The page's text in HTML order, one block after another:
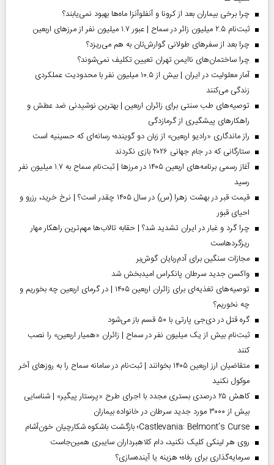
چرا برخی بیماران بعد از کرونا و آنفلوآنزا ماه‌ها بهبود نمی‌یابند؟
ثبت‌نام ۲.۵ میلیون زائر در سماح | عبور ۱.۷ میلیون نفر از مرز‌های اربعین
چرا بعد از سفرهای طولانی گوارش‌تان به هم می‌ریزد؟
چرا ساختمان‌های ناایمن تهران تعیین تکلیف نمی‌شوند؟
آمار معلولیت در ایران | بیش از ۱۰.۵ میلیون نفر با محدودیت عملکردی
زندگی می‌کنند
توصیه‌های طب سنتی برای زائران اربعین | بهترین نوشیدنی ضد عطش و
راهکارهای پیشگیری از گرمازدگی
راز ماندگاری «رادیو اربعین» از زبان دو گوینده؛ رسانه‌ای که حسینیه است
ستارگانی که در جام جهانی ۲۰۲۶ بازی نکردند
آغاز رسمی برنامه‌های اربعین ۱۴۰۵ در مرز‌ها | ثبت‌نام سماح به ۱.۷ میلیون نفر
رسید
قیمت قبر در بهشت زهرا (س) در سال ۱۴۰۵ چقدر است؟ | نرخ خرید، رزرو و
احیای قبور
چرا گرد و غبار در ایران تشدید شد؟ | حقابه تالاب‌ها مهم‌ترین راهکار مهار
ریزگردهاست
مجازات سنگین برای آدم‌ربایان گوش‌بر
واکسن جدید سرطان پانکراس امیدبخش شد
توصیه‌های تغذیه‌ای برای زائران اربعین ۱۴۰۵ | در گرمای اربعین چه بخوریم و
چه نخوریم؟
گره قتل در دی‌جی پارتی با ۵۰ قسم باز می‌شود
ثبت‌نام بیش از یک میلیون نفر در سماح | زائران «همیار اربعین» را نصب
کنند
متقاضیان ارز اربعین ۱۴۰۵ بخوانند | ثبت‌نام در سامانه سماح را به روز‌های آخر
موکول نکنید
کاهش ۲۵ درصدی بستری مجدد با اجرای طرح «پرستار پیگیر» | شناسایی
بیش از ۳۰۰۰ مورد جدید سرطان در خانواده بیماران
Castlevania: Belmont’s Curse؛ بازگشت باشکوه شکارچیان خون‌آشام
روی هر لینکی کلیک نکنید، دام کلاهبرداران سایبری همین‌جاست
سرمایه‌گذاری برای رفاه؛ هزینه یا آینده‌سازی؟